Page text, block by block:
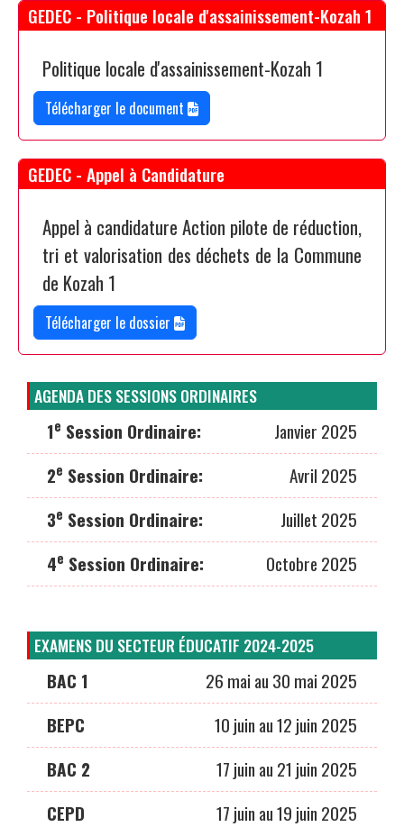
GEDEC - Politique locale d'assainissement-Kozah 1
Politique locale d'assainissement-Kozah 1
Télécharger le document
GEDEC - Appel à Candidature
Appel à candidature Action pilote de réduction,
tri et valorisation des déchets de la Commune
de Kozah 1
Télécharger le dossier
AGENDA DES SESSIONS ORDINAIRES
1e Session Ordinaire:
Janvier 2025
2e Session Ordinaire:
Avril 2025
3e Session Ordinaire:
Juillet 2025
4e Session Ordinaire: Octobre 2025
EXAMENS DU SECTEUR ÉDUCATIF 2024-2025
BAC 1
26 mai au 30 mai 2025
BEPC
10 juin au 12 juin 2025
BAC 2
17 juin au 21 juin 2025
CEPD
17 juin au 19 juin 2025